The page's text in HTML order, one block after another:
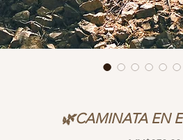
🌿CAMINATA EN